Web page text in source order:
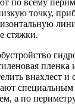
точку,
стяжки.
внахлест и
а по